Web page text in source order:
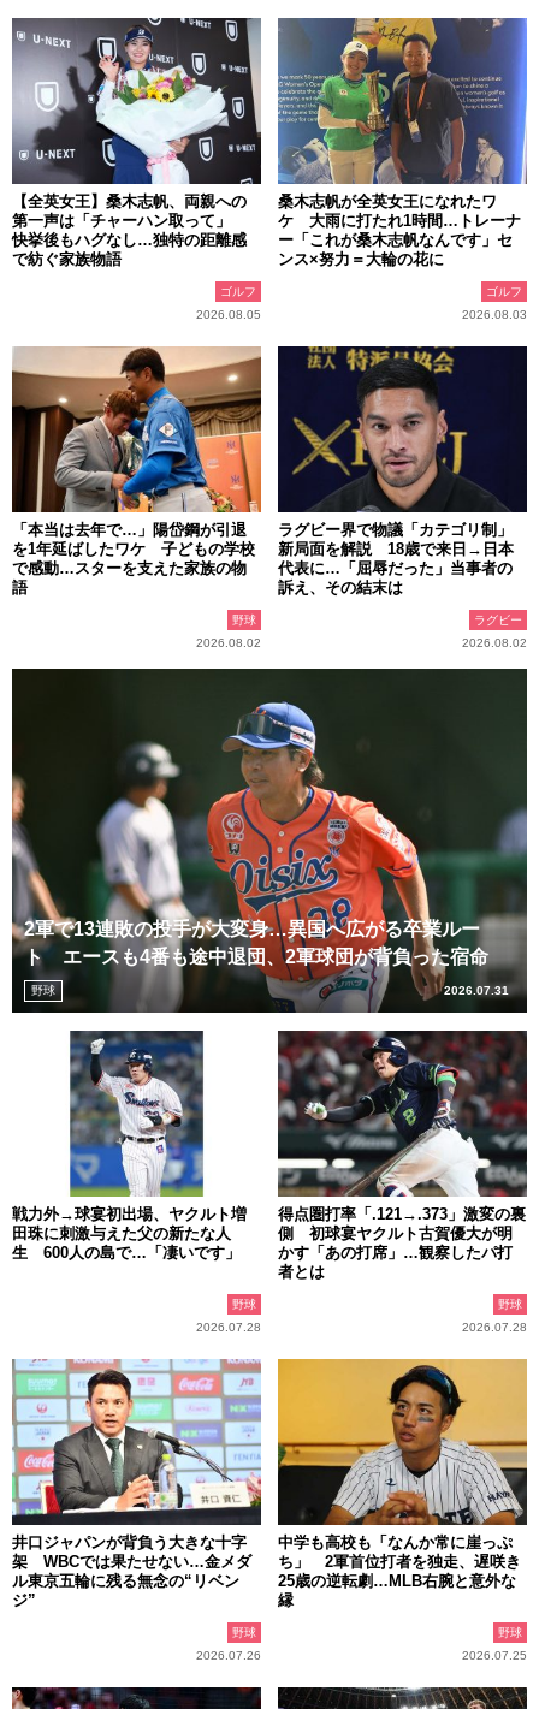
【全英女王】桑木志帆、両親への
第一声は「チャーハン取って」
快挙後もハグなし…独特の距離感
で紡ぐ家族物語
ゴルフ
2026.08.05
桑木志帆が全英女王になれたワ
ケ 大雨に打たれ1時間…トレーナ
ー「これが桑木志帆なんです」セ
ンス×努力＝大輪の花に
ゴルフ
2026.08.03
「本当は去年で…」陽岱鋼が引退
を1年延ばしたワケ 子どもの学校
で感動…スターを支えた家族の物
語
野球
2026.08.02
ラグビー界で物議「カテゴリ制」
新局面を解説 18歳で来日→日本
代表に…「屈辱だった」当事者の
訴え、その結末は
ラグビー
2026.08.02
2軍で13連敗の投手が大変身…異国へ広がる卒業ルー
ト エースも4番も途中退団、2軍球団が背負った宿命
野球 2026.07.31
戦力外→球宴初出場、ヤクルト増
田珠に刺激与えた父の新たな人
生 600人の島で…「凄いです」
野球
2026.07.28
得点圏打率「.121→.373」激変の裏
側 初球宴ヤクルト古賀優大が明
かす「あの打席」…観察したパ打
者とは
野球
2026.07.28
井口ジャパンが背負う大きな十字
架 WBCでは果たせない…金メダ
ル東京五輪に残る無念の“リベン
ジ”
野球
2026.07.26
中学も高校も「なんか常に崖っぷ
ち」 2軍首位打者を独走、遅咲き
25歳の逆転劇…MLB右腕と意外な
縁
野球
2026.07.25